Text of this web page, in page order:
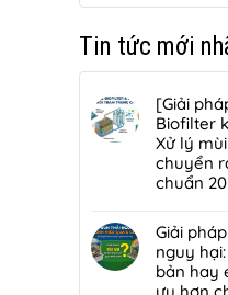
Tin tức mới
[Giải
Biofilter
Xử lý
chuyển
chuẩn
có
bình
luận
ở
Giải
nguy
bản hay